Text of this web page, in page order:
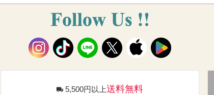
5,500円以上送料無料